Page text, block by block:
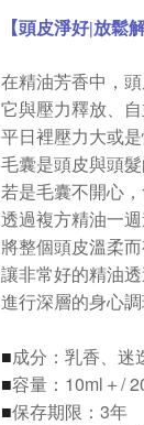
【頭皮淨好|放鬆
在精油芳香中，
它與壓力釋放、自
平日裡壓力大或
毛囊是頭皮與頭髮
若是毛囊不開心，
透過複方精油一
將整個頭皮溫柔
讓非常好的精油
進行深層的身心調
■成分：乳香、迷
■容量：10ml＋/
■保存期限：3年